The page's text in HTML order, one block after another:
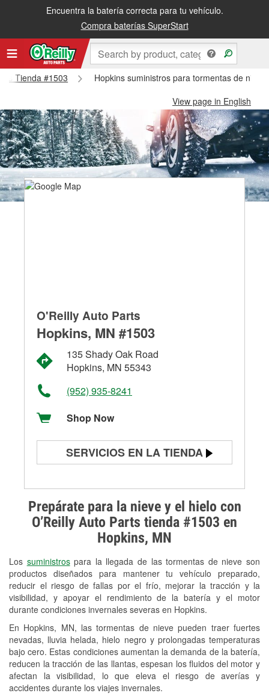
Encuentra la batería correcta para tu vehículo.
Compra baterías SuperStart
Tienda #1503
Hopkins suministros para tormentas de
View page in English
Prepárate para la nieve y el hielo con
O’Reilly Auto Parts tienda #1503 en
Hopkins, MN
Los suministrospara la llegada de las tormentas de nieve son
productos diseñados para mantener tu vehículo preparado,
reducir el riesgo de fallas por el frío, mejorar la tracción y la
visibilidad, y apoyar el rendimiento de la batería y el motor
durante condiciones invernales severas en Hopkins.
En Hopkins, MN, las tormentas de nieve pueden traer fuertes
nevadas, lluvia helada, hielo negro y prolongadas temperaturas
bajo cero. Estas condiciones aumentan la demanda de la batería,
reducen la tracción de las llantas, espesan los fluidos del motor y
afectan la visibilidad, lo que eleva el riesgo de averías y
accidentes durante los viajes invernales.
O'Reilly Auto Parts
Hopkins, MN #1503
135 Shady Oak Road
Hopkins, MN 55343
(952) 935-8241
Shop Now
SERVICIOS EN LA TIENDA
Prueba de alternadores y
arrancadores
Revisión de la luz "Check Engine"
Reciclaje de baterías y aceite
Instalación de bombillas de faros
Instalación de limpiaparabrisas
Programa de Préstamo de
Herramientas
Rectificación de tambores y discos de
freno